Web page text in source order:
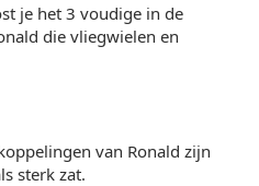
je het 3 voudige in de
die vliegwielen en
van Ronald zijn
sterk zat.